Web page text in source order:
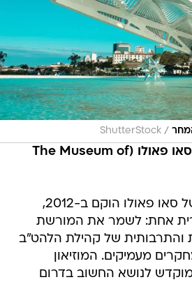
/
ShutterStock
המוזיאון לגיוון מיני, סאו פאולו (The Museum of
המוזיאון לגיוון מיני של סאו פאולו הוקם ב-2012,
אחת: לשמר את המורשת
והתרבותית של קהילת הלהט"ב
מעמיקים. המוזיאון
לנושא החשוב בדרום